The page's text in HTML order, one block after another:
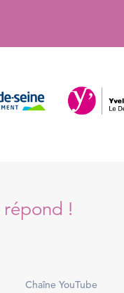
répond !
Chaîne YouTube